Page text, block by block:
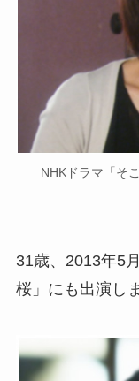
NHKドラマ「そ
31歳、2013年5
桜」にも出演し